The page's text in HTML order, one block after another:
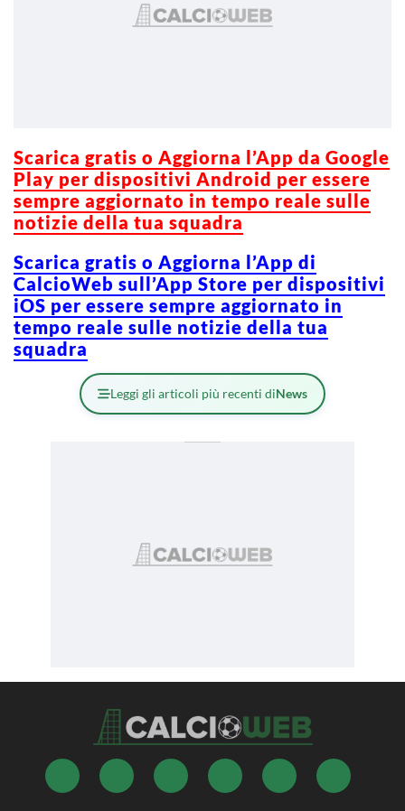
Scarica gratis o Aggiorna l’App da Google
Play per dispositivi Android per essere
sempre aggiornato in tempo reale sulle
notizie della tua squadra
Scarica gratis o Aggiorna l’App di
CalcioWeb sull’App Store per dispositivi
iOS per essere sempre aggiornato in
tempo reale sulle notizie della tua
squadra
Leggi gli articoli più recenti diNews